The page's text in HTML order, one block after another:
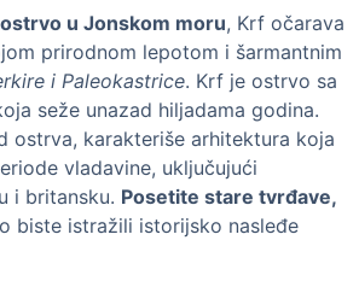
u Jonskom moru, Krf očarava
prirodnom lepotom i šarmantnim
i Paleokastrice. Krf je ostrvo sa
seže unazad hiljadama godina.
ostrva, karakteriše arhitektura koja
vladavine, uključujući
i britansku. Posetite stare tvrđave,
biste istražili istorijsko nasleđe